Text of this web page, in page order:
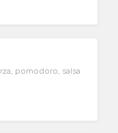
pomodoro, salsa